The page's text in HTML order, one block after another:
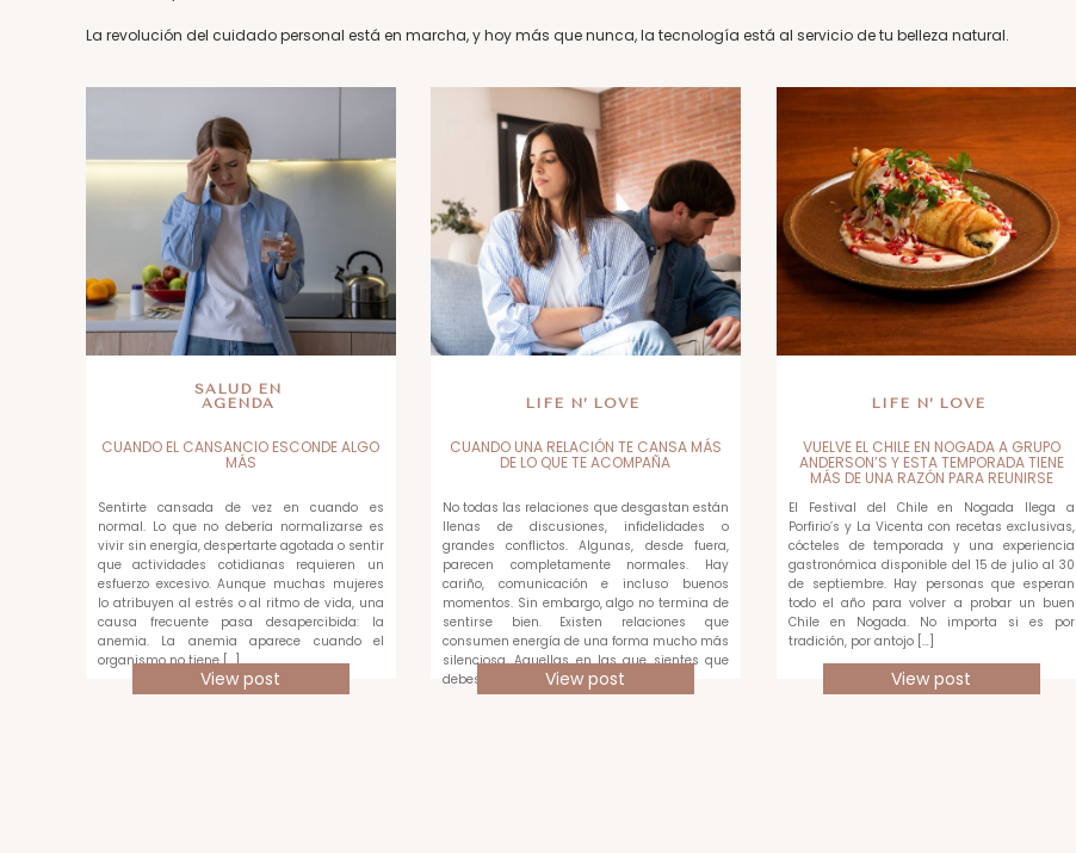
La revolución del cuidado personal está en marcha, y hoy más que nunca, la tecnología está al servicio de tu belleza natural.
SALUD EN
AGENDA
CUANDO EL CANSANCIO ESCONDE ALGO
MÁS
Sentirte cansada de vez en cuando es
normal. Lo que no debería normalizarse es
vivir sin energía, despertarte agotada o sentir
que actividades cotidianas requieren un
esfuerzo excesivo. Aunque muchas mujeres
lo atribuyen al estrés o al ritmo de vida, una
causa frecuente pasa desapercibida: la
anemia. La anemia aparece cuando el
organismo no tiene […]
View post
LIFE N’ LOVE
CUANDO UNA RELACIÓN TE CANSA MÁS
DE LO QUE TE ACOMPAÑA
No todas las relaciones que desgastan están
llenas de discusiones, infidelidades o
grandes conflictos. Algunas, desde fuera,
parecen completamente normales. Hay
cariño, comunicación e incluso buenos
momentos. Sin embargo, algo no termina de
sentirse bien. Existen relaciones que
consumen energía de una forma mucho más
silenciosa. Aquellas en las que sientes que
debes medir cada […]View post
LIFE N’ LOVE
VUELVE EL CHILE EN NOGADA A GRUPO
ANDERSON’S Y ESTA TEMPORADA TIENE
MÁS DE UNA RAZÓN PARA REUNIRSE
El Festival del Chile en Nogada llega a
Porfirio’s y La Vicenta con recetas exclusivas,
cócteles de temporada y una experiencia
gastronómica disponible del 15 de julio al 30
de septiembre. Hay personas que esperan
todo el año para volver a probar un buen
Chile en Nogada. No importa si es por
tradición, por antojo […]
View post